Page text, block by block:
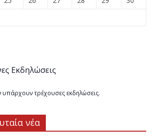
Εκδηλώσεις
υπάρχουν τρέχουσες εκδηλώσεις.
νέα